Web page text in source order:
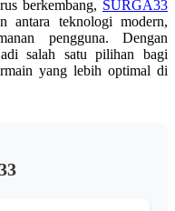
berkembang, SURGA33
antara teknologi modern,
pengguna. Dengan
salah satu pilihan bagi
yang lebih optimal di